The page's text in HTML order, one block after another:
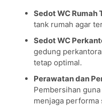
Sedot WC Rumah
tank rumah agar
Sedot WC
gedung
tetap optimal.
Perawatan dan
Pembersihan
menjaga performa